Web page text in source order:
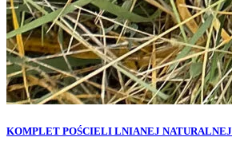
KOMPLET POŚCIELI LNIANEJ NATURALNEJ